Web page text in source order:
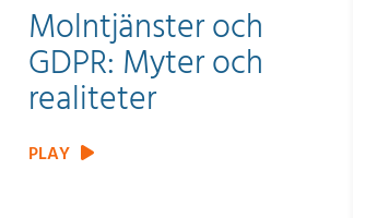
Molntjänster och
GDPR: Myter och
realiteter
PLAY